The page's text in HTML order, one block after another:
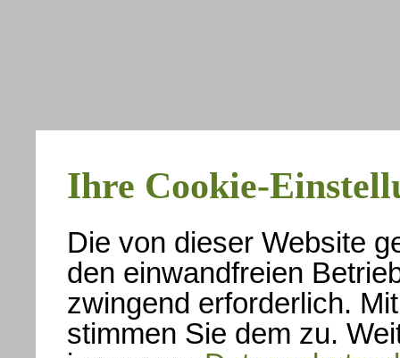
Ihre Cookie-
Die von dieser Website
den einwandfreien
zwingend erforderlich.
stimmen Sie dem zu.